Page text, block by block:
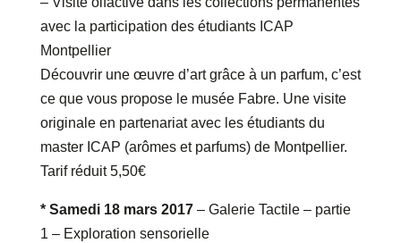
avec la participation des étudiants ICAP
Montpellier
Découvrir une œuvre d’art grâce à un parfum, c’est
ce que vous propose le musée Fabre. Une visite
originale en partenariat avec les étudiants du
master ICAP (arômes et parfums) de Montpellier.
Tarif réduit 5,50€
* Samedi 18 mars 2017– Galerie Tactile – partie
1 – Exploration sensorielle